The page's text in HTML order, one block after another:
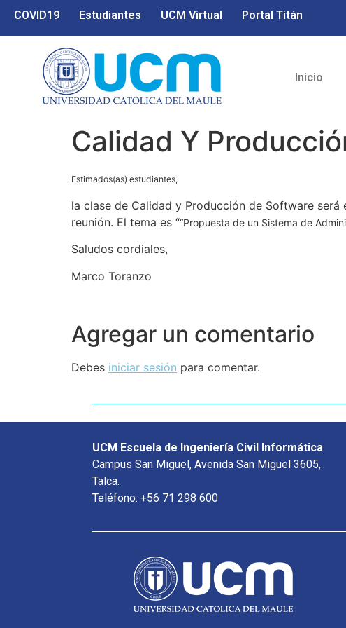
COVID19 Estudiantes UCM Virtual Portal Titán
Inicio
Calidad Y
Estimados(as) estudiantes,
la clase de Calidad y Producción de Software
reunión. El tema es ““Propuesta de un Sistema de
Saludos cordiales,
Marco Toranzo
Agregar un comentario
Debes iniciar sesión para comentar.
UCM Escuela de Ingeniería Civil Informática
Campus San Miguel, Avenida San Miguel 3605,
Talca.
Teléfono: +56 71 298 600